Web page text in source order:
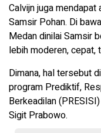
Calvijn juga
Samsir Pohan. Di
Medan dinilai Samsir
lebih moderen, cepat,
Dimana, hal tersebut
program Prediktif,
Berkeadilan
Sigit Prabowo.